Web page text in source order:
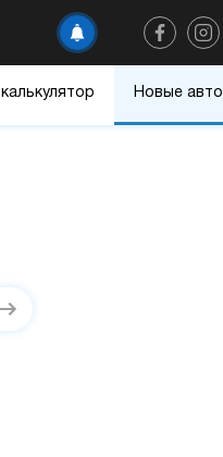
Новые авто